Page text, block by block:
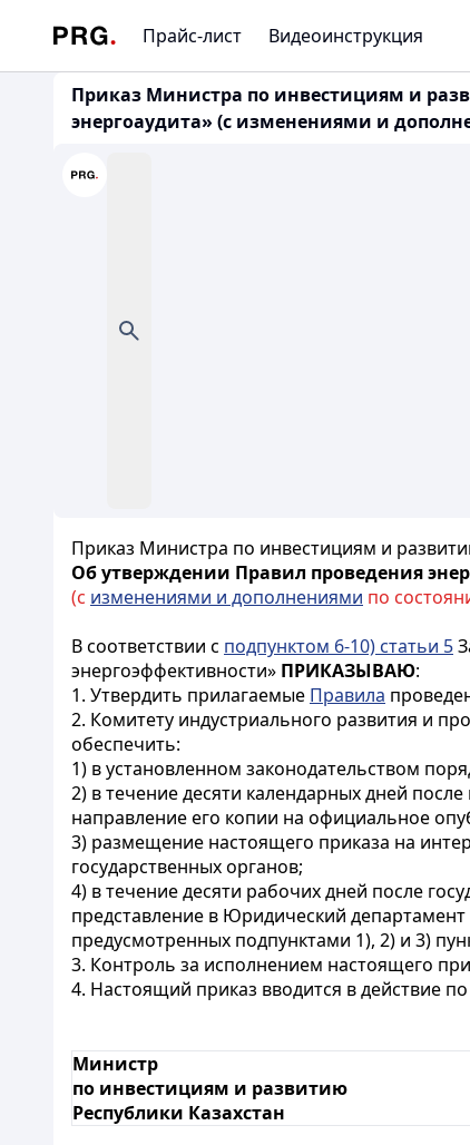
Прайс-лист Видеоинструкция
Приказ Министра по инвестициям и
энергоаудита» (с изменениями и
Приказ Министра по инвестициям и
Об утверждении Правил проведения
(с изменениями и дополнениями по
В соответствии с подпунктом 6-10) статьи 5
энергоэффективности» ПРИКАЗЫВАЮ:
1. Утвердить прилагаемые Правила
2. Комитету индустриального развития и
обеспечить:
1) в установленном законодательством
2) в течение десяти календарных дней
направление его копии на официальное
3) размещение настоящего приказа на
государственных органов;
4) в течение десяти рабочих дней после
представление в Юридический
предусмотренных подпунктами 1), 2) и 3)
3. Контроль за исполнением настоящего
4. Настоящий приказ вводится в действие
Министр
по инвестициям и развитию
Республики Казахстан